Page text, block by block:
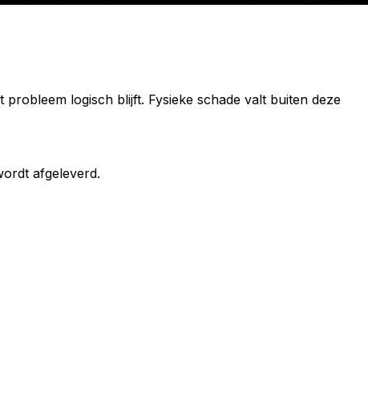
logisch blijft. Fysieke schade valt buiten deze
afgeleverd.